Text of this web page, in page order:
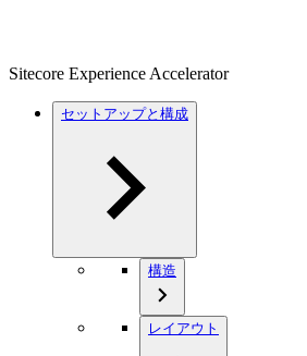
Sitecore Experience Accelerator
セットアップと構成
構造
レイアウト